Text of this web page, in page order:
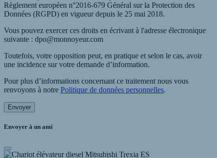
Règlement européen n°2016-679 Général sur la Protection des
Données (RGPD) en vigueur depuis le 25 mai 2018.
Vous pouvez exercer ces droits en écrivant à l'adresse électronique
suivante : dpo@monnoyeur.com
Toutefois, votre opposition peut, en pratique et selon le cas, avoir
une incidence sur votre demande d’information.
Pour plus d’informations concernant ce traitement nous vous
renvoyons à notre Politique de données personnelles.
Envoyer
Envoyer à un ami